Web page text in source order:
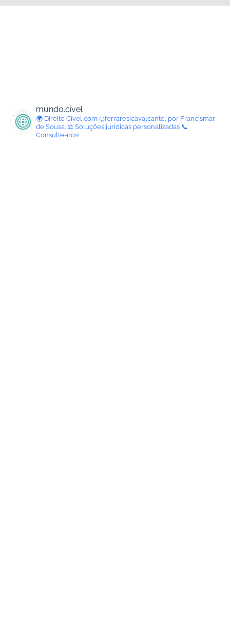
mundo.civel
🌍 Direito Cível com @ferraresicavalcante, por Francismar
de Sousa. ⚖️ Soluções jurídicas personalizadas 📞
Consulte-nos!